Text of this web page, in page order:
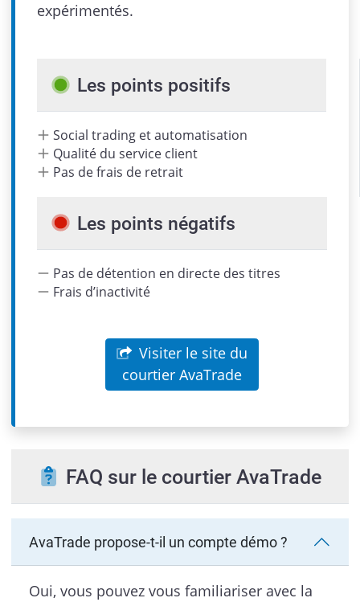
expérimentés.
Les points positifs
Social trading et automatisation
Qualité du service client
Pas de frais de retrait
Les points négatifs
Pas de détention en directe des titres
Frais d’inactivité
Visiter le site du
courtier AvaTrade
FAQ sur le courtier AvaTrade
AvaTrade propose-t-il un compte démo ?
Oui, vous pouvez vous familiariser avec la